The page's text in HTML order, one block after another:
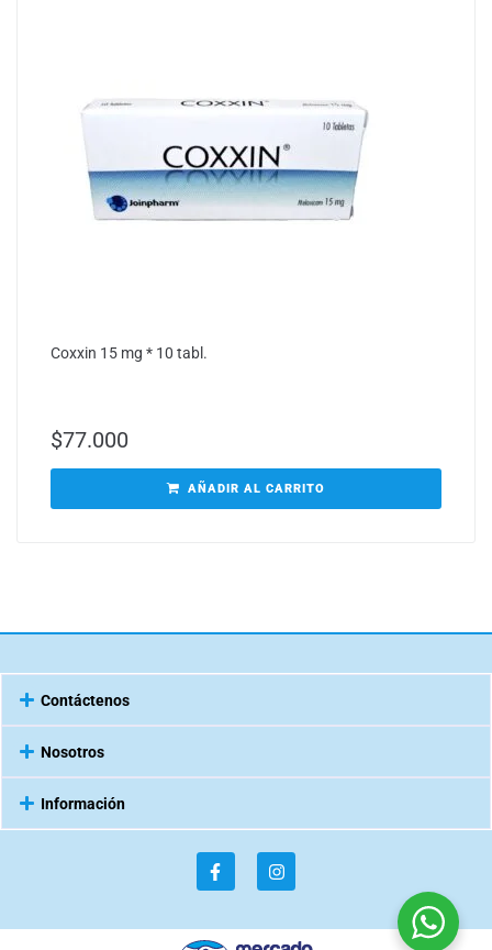
Coxxin 15 mg * 10 tabl.
$77.000
AÑADIR AL CARRITO
Contáctenos
Nosotros
Información